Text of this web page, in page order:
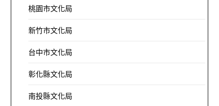
桃園市文化局
新竹市文化局
台中市文化局
彰化縣文化局
南投縣文化局